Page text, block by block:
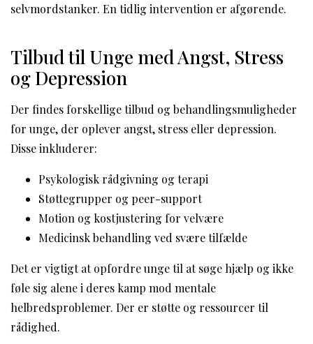
selvmordstanker. En tidlig intervention er afgørende.
Tilbud til Unge med Angst, Stress
og Depression
Der findes forskellige tilbud og behandlingsmuligheder
for unge, der oplever angst, stress eller depression.
Disse inkluderer:
Psykologisk rådgivning og terapi
Støttegrupper og peer-support
Motion og kostjustering for velvære
Medicinsk behandling ved svære tilfælde
Det er vigtigt at opfordre unge til at søge hjælp og ikke
føle sig alene i deres kamp mod mentale
helbredsproblemer. Der er støtte og ressourcer til
rådighed.